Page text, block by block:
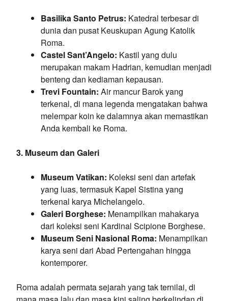
Basilika Santo Petrus: Katedral terbesar di
dunia dan pusat Keuskupan Agung Katolik
Roma.
Castel Sant’Angelo: Kastil yang dulu
merupakan makam Hadrian, kemudian menjadi
benteng dan kediaman kepausan.
Trevi Fountain: Air mancur Barok yang
terkenal, di mana legenda mengatakan bahwa
melempar koin ke dalamnya akan memastikan
Anda kembali ke Roma.
3. Museum dan Galeri
Museum Vatikan: Koleksi seni dan artefak
yang luas, termasuk Kapel Sistina yang
terkenal karya Michelangelo.
Galeri Borghese: Menampilkan mahakarya
dari koleksi seni Kardinal Scipione Borghese.
Museum Seni Nasional Roma: Menampilkan
karya seni dari Abad Pertengahan hingga
kontemporer.
Roma adalah permata sejarah yang tak ternilai, di